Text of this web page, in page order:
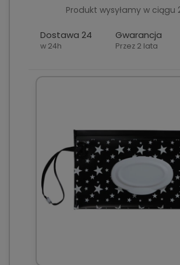
Produkt wysyłamy w ciągu
Dostawa 24
w 24h
Gwarancja
Przez 2 lata